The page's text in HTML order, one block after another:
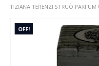
TIZIANA TERENZI STRUÒ PARFUM
OFF!